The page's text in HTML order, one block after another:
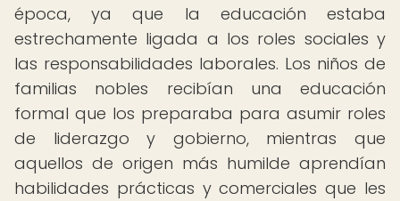
época, ya que la educación estaba
estrechamente ligada a los roles sociales y
las responsabilidades laborales. Los niños de
familias nobles recibían una educación
formal que los preparaba para asumir roles
de liderazgo y gobierno, mientras que
aquellos de origen más humilde aprendían
habilidades prácticas y comerciales que les